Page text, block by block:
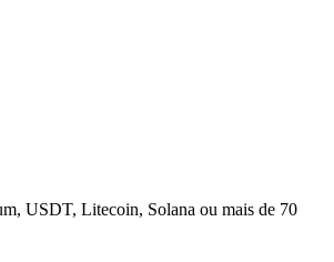
USDT, Litecoin, Solana ou mais de 70